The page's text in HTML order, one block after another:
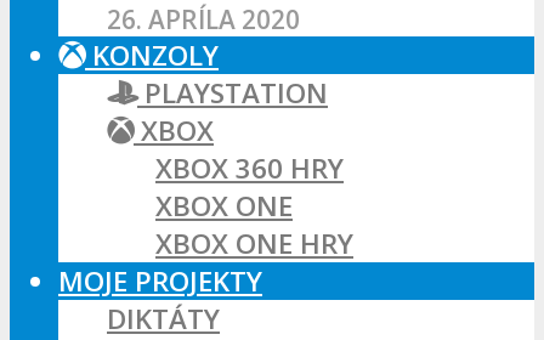
26. APRÍLA 2020
KONZOLY
PLAYSTATION
XBOX
XBOX 360 HRY
XBOX ONE
XBOX ONE HRY
MOJE PROJEKTY
DIKTÁTY